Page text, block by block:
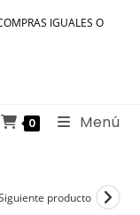
IGUALES O
0 Menú
producto